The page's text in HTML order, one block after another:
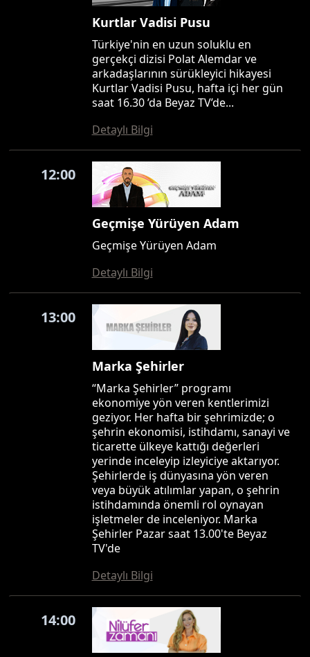
Kurtlar Vadisi Pusu
Türkiye'nin en uzun soluklu en
gerçekçi dizisi Polat Alemdar ve
arkadaşlarının sürükleyici hikayesi
Kurtlar Vadisi Pusu, hafta içi her gün
saat 16.30 ’da Beyaz TV’de...
Detaylı Bilgi
12:00
Geçmişe Yürüyen Adam
Geçmişe Yürüyen Adam
Detaylı Bilgi
13:00
Marka Şehirler
“Marka Şehirler” programı
ekonomiye yön veren kentlerimizi
geziyor. Her hafta bir şehrimizde; o
şehrin ekonomisi, istihdamı, sanayi ve
ticarette ülkeye kattığı değerleri
yerinde inceleyip izleyiciye aktarıyor.
Şehirlerde iş dünyasına yön veren
veya büyük atılımlar yapan, o şehrin
istihdamında önemli rol oynayan
işletmeler de inceleniyor. Marka
Şehirler Pazar saat 13.00'te Beyaz
TV'de
Detaylı Bilgi
14:00